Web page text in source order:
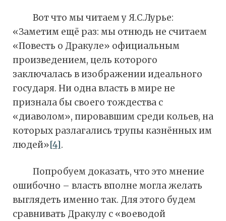
Вот что мы читаем у Я.С.Лурье:
«Заметим ещё раз: мы отнюдь не считаем
«Повесть о Дракуле» официальным
произведением, цель которого
заключалась в изображении идеального
государя. Ни одна власть в мире не
признала бы своего тождества с
«диаволом», пировавшим среди кольев, на
которых разлагались трупы казнённых им
людей»[4].
Попробуем доказать, что это мнение
ошибочно – власть вполне могла желать
выглядеть именно так. Для этого будем
сравнивать Дракулу с «воеводой